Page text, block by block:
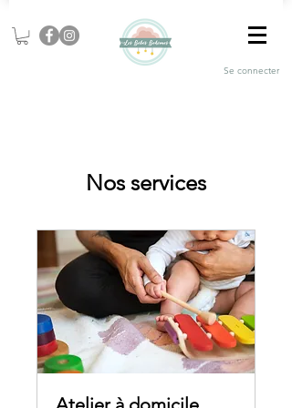
Se connecter
Nos services